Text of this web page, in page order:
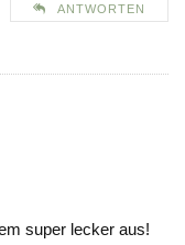
ANTWORTEN
super lecker aus!